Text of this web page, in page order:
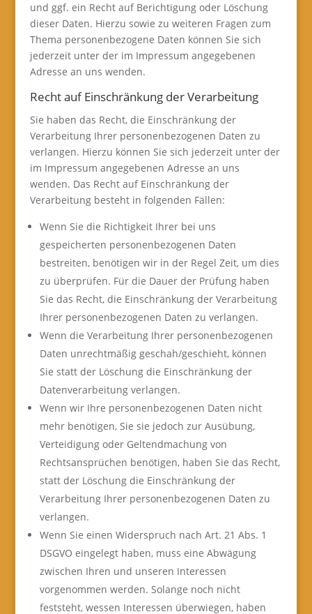
und ggf. ein Recht auf Berichtigung oder Löschung
dieser Daten. Hierzu sowie zu weiteren Fragen zum
Thema personenbezogene Daten können Sie sich
jederzeit unter der im Impressum angegebenen
Adresse an uns wenden.
Recht auf Einschränkung der Verarbeitung
Sie haben das Recht, die Einschränkung der
Verarbeitung Ihrer personenbezogenen Daten zu
verlangen. Hierzu können Sie sich jederzeit unter der
im Impressum angegebenen Adresse an uns
wenden. Das Recht auf Einschränkung der
Verarbeitung besteht in folgenden Fällen:
Wenn Sie die Richtigkeit Ihrer bei uns
gespeicherten personenbezogenen Daten
bestreiten, benötigen wir in der Regel Zeit, um dies
zu überprüfen. Für die Dauer der Prüfung haben
Sie das Recht, die Einschränkung der Verarbeitung
Ihrer personenbezogenen Daten zu verlangen.
Wenn die Verarbeitung Ihrer personenbezogenen
Daten unrechtmäßig geschah/geschieht, können
Sie statt der Löschung die Einschränkung der
Datenverarbeitung verlangen.
Wenn wir Ihre personenbezogenen Daten nicht
mehr benötigen, Sie sie jedoch zur Ausübung,
Verteidigung oder Geltendmachung von
Rechtsansprüchen benötigen, haben Sie das Recht,
statt der Löschung die Einschränkung der
Verarbeitung Ihrer personenbezogenen Daten zu
verlangen.
Wenn Sie einen Widerspruch nach Art. 21 Abs. 1
DSGVO eingelegt haben, muss eine Abwägung
zwischen Ihren und unseren Interessen
vorgenommen werden. Solange noch nicht
feststeht, wessen Interessen überwiegen, haben